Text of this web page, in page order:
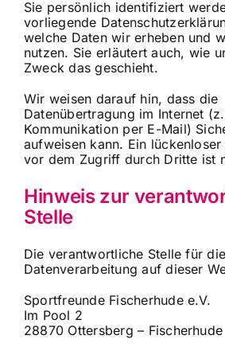
Sie persönlich identifiziert
vorliegende
welche Daten wir erheben und
nutzen. Sie erläutert auch, wie
Zweck das geschieht.
Wir weisen darauf hin, dass die
Datenübertragung im Internet
Kommunikation per E-Mail)
aufweisen kann. Ein
vor dem Zugriff durch Dritte ist
Hinweis zur
Stelle
Die verantwortliche Stelle für die
Datenverarbeitung auf dieser
Sportfreunde Fischerhude e.V.
Im Pool 2
28870 Ottersberg – Fischerhude